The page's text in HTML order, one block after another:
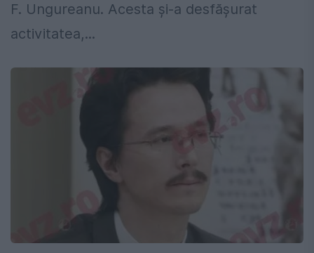
F. Ungureanu. Acesta și-a desfășurat
activitatea,...